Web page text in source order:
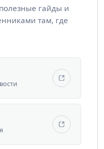
гайды и
там, где